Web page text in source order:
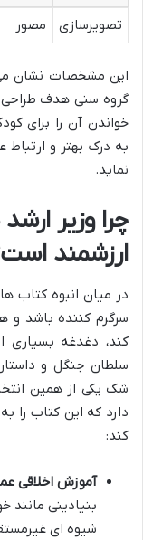
تصویرسازی
مصور
این مشخصات نشان
گروه سنی هدف
خواندن آن را برای
به درک بهتر و
نماید.
چرا وزیر
ارزشمند
در میان انبوه کتاب
سرگرم کننده باشد و
کند، دغدغه بسیاری
سلطان جنگل و
شک یکی از همین
دارد که این کتاب را
کند:
آموزش اخلاقی
بنیادینی مانند
شیوه ای